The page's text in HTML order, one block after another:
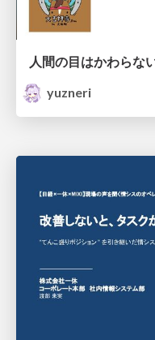
人間の目はかわらな
yuzneri